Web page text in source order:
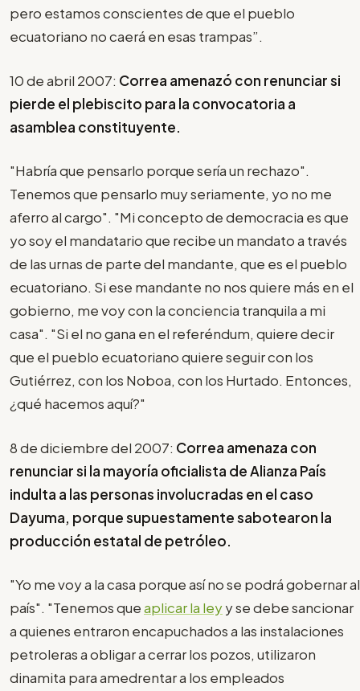
pero estamos conscientes de que el pueblo
ecuatoriano no caerá en esas trampas”.
10 de abril 2007: Correa amenazó con renunciar si
pierde el plebiscito para la convocatoria a
asamblea constituyente.
"Habría que pensarlo porque sería un rechazo".
Tenemos que pensarlo muy seriamente, yo no me
aferro al cargo". "Mi concepto de democracia es que
yo soy el mandatario que recibe un mandato a través
de las urnas de parte del mandante, que es el pueblo
ecuatoriano. Si ese mandante no nos quiere más en el
gobierno, me voy con la conciencia tranquila a mi
casa". "Si el no gana en el referéndum, quiere decir
que el pueblo ecuatoriano quiere seguir con los
Gutiérrez, con los Noboa, con los Hurtado. Entonces,
¿qué hacemos aquí?"
8 de diciembre del 2007: Correa amenaza con
renunciar si la mayoría oficialista de Alianza País
indulta a las personas involucradas en el caso
Dayuma, porque supuestamente sabotearon la
producción estatal de petróleo.
"Yo me voy a la casa porque así no se podrá gobernar al
país". "Tenemos queaplicar la leyy se debe sancionar
a quienes entraron encapuchados a las instalaciones
petroleras a obligar a cerrar los pozos, utilizaron
dinamita para amedrentar a los empleados